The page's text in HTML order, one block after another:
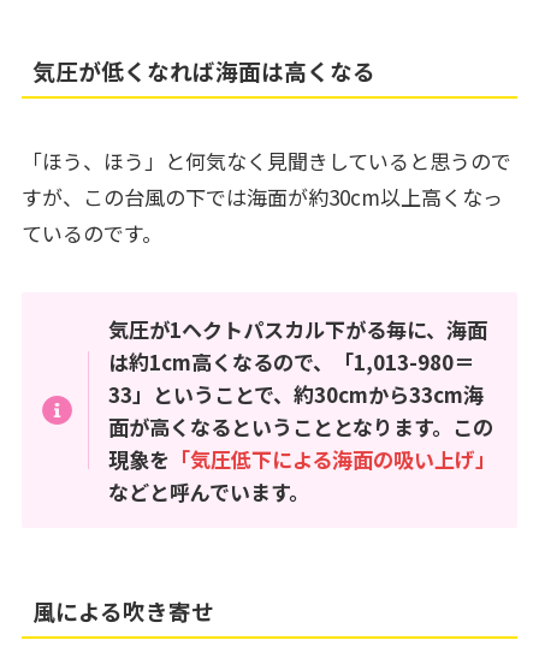
気圧が低くなれば海面は高くなる
「ほう、ほう」と何気なく見聞きしていると思うので
すが、この台風の下では海面が約30cm以上高くなっ
ているのです。
気圧が1ヘクトパスカル下がる毎に、海面
は約1cm高くなるので、「1,013-980＝
33」ということで、約30cmから33cm海
面が高くなるということとなります。この
現象を 「気圧低下による海面の吸い上げ」
などと呼んでいます。
風による吹き寄せ